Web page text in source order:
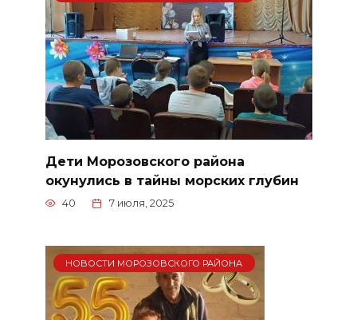
Дети Морозовского района
окунулись в тайны морских глубин
40 7 июля, 2025
НОВОСТИ МОРОЗОВСКОГО РАЙОНА